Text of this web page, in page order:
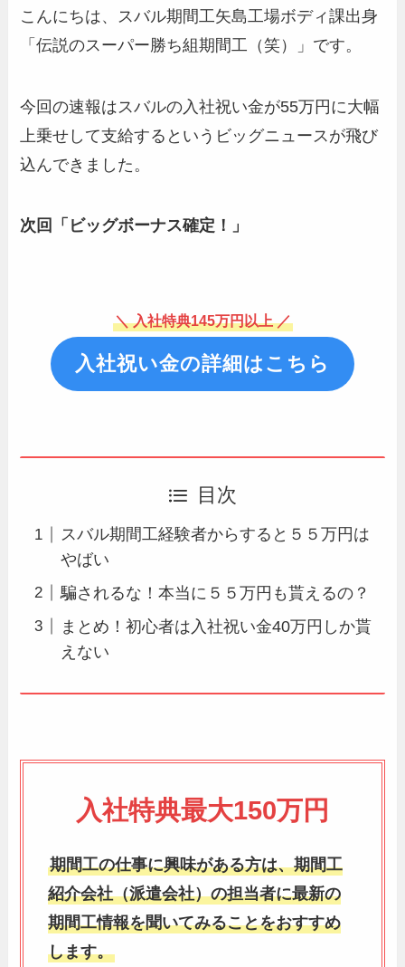
こんにちは、スバル期間工矢島工場ボディ課出身
「伝説のスーパー勝ち組期間工（笑）」です。
今回の速報はスバルの入社祝い金が55万円に大幅
上乗せして支給するというビッグニュースが飛び
込んできました。
次回「ビッグボーナス確定！」
＼ 入社特典145万円以上 ／
入社祝い金の詳細はこちら
目次
スバル期間工経験者からすると５５万円は
やばい
騙されるな！本当に５５万円も貰えるの？
まとめ！初心者は入社祝い金40万円しか貰
えない
入社特典最大150万円
期間工の仕事に興味がある方は、期間工
紹介会社（派遣会社）の担当者に最新の
期間工情報を聞いてみることをおすすめ
します。